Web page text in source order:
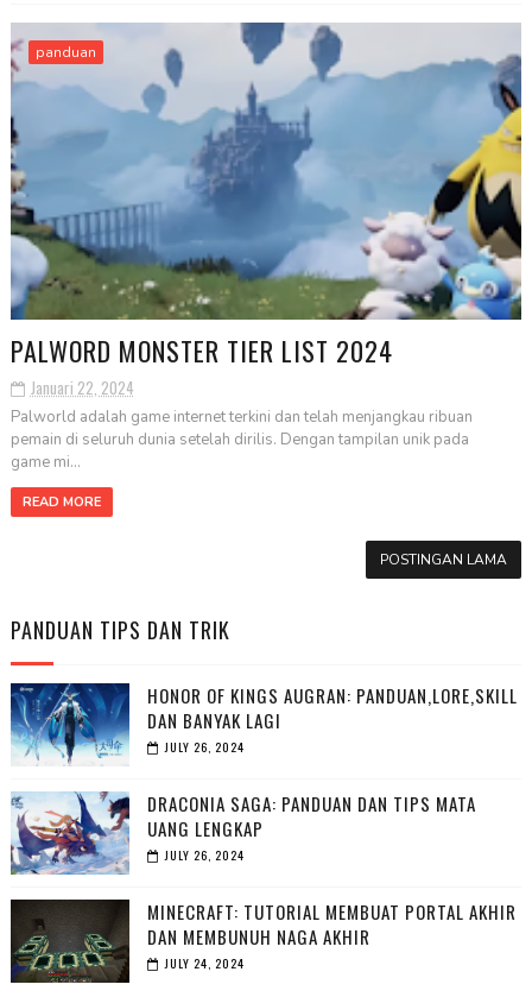
panduan
PALWORD MONSTER TIER LIST 2024
Januari 22, 2024
Palworld adalah game internet terkini dan telah menjangkau ribuan
pemain di seluruh dunia setelah dirilis. Dengan tampilan unik pada
game mi...
READ MORE
POSTINGAN LAMA
PANDUAN TIPS DAN TRIK
HONOR OF KINGS AUGRAN: PANDUAN,LORE,SKILL
DAN BANYAK LAGI
JULY 26, 2024
DRACONIA SAGA: PANDUAN DAN TIPS MATA
UANG LENGKAP
JULY 26, 2024
MINECRAFT: TUTORIAL MEMBUAT PORTAL AKHIR
DAN MEMBUNUH NAGA AKHIR
JULY 24, 2024